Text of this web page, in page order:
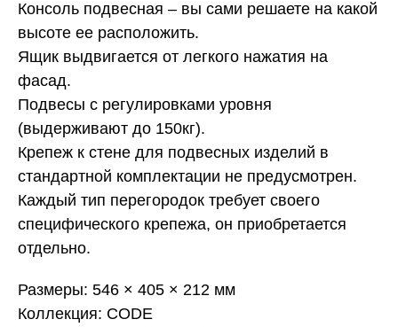
Консоль подвесная – вы сами решаете на какой
высоте ее расположить.
Ящик выдвигается от легкого нажатия на
фасад.
Подвесы с регулировками уровня
(выдерживают до 150кг).
Крепеж к стене для подвесных изделий в
стандартной комплектации не предусмотрен.
Каждый тип перегородок требует своего
специфического крепежа, он приобретается
отдельно.
Размеры: 546 × 405 × 212 мм
Коллекция: CODE